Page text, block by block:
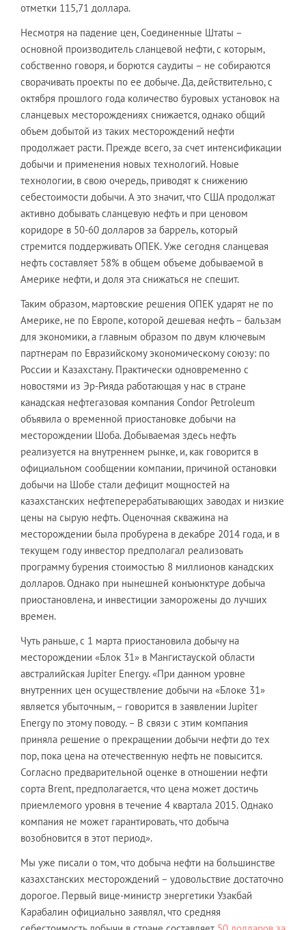
отметки 115,71 доллара.
Несмотря на падение цен, Соединенные Штаты –
основной производитель сланцевой нефти, с которым,
собственно говоря, и борются саудиты – не собираются
сворачивать проекты по ее добыче. Да, действительно, с
октября прошлого года количество буровых установок на
сланцевых месторождениях снижается, однако общий
объем добытой из таких месторождений нефти
продолжает расти. Прежде всего, за счет интенсификации
добычи и применения новых технологий. Новые
технологии, в свою очередь, приводят к снижению
себестоимости добычи. А это значит, что США продолжат
активно добывать сланцевую нефть и при ценовом
коридоре в 50-60 долларов за баррель, который
стремится поддерживать ОПЕК. Уже сегодня сланцевая
нефть составляет 58% в общем объеме добываемой в
Америке нефти, и доля эта снижаться не спешит.
Таким образом, мартовские решения ОПЕК ударят не по
Америке, не по Европе, которой дешевая нефть – бальзам
для экономики, а главным образом по двум ключевым
партнерам по Евразийскому экономическому союзу: по
России и Казахстану. Практически одновременно с
новостями из Эр-Рияда работающая у нас в стране
канадская нефтегазовая компания Condor Petroleum
объявила о временной приостановке добычи на
месторождении Шоба. Добываемая здесь нефть
реализуется на внутреннем рынке, и, как говорится в
официальном сообщении компании, причиной остановки
добычи на Шобе стали дефицит мощностей на
казахстанских нефтеперерабатывающих заводах и низкие
цены на сырую нефть. Оценочная скважина на
месторождении была пробурена в декабре 2014 года, и в
текущем году инвестор предполагал реализовать
программу бурения стоимостью 8 миллионов канадских
долларов. Однако при нынешней конъюнктуре добыча
приостановлена, и инвестиции заморожены до лучших
времен.
Чуть раньше, с 1 марта приостановила добычу на
месторождении «Блок 31» в Мангистауской области
австралийская Jupiter Energy. «При данном уровне
внутренних цен осуществление добычи на «Блоке 31»
является убыточным, – говорится в заявлении Jupiter
Energy по этому поводу. – В связи с этим компания
приняла решение о прекращении добычи нефти до тех
пор, пока цена на отечественную нефть не повысится.
Согласно предварительной оценке в отношении нефти
сорта Brent, предполагается, что цена может достичь
приемлемого уровня в течение 4 квартала 2015. Однако
компания не может гарантировать, что добыча
возобновится в этот период».
Мы уже писали о том, что добыча нефти на большинстве
казахстанских месторождений – удовольствие достаточно
дорогое. Первый вице-министр энергетики Узакбай
Карабалин официально заявлял, что средняя